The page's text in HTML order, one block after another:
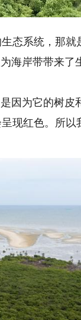
态系统，那就
海岸带带来了
因为它的树皮
现红色。所以